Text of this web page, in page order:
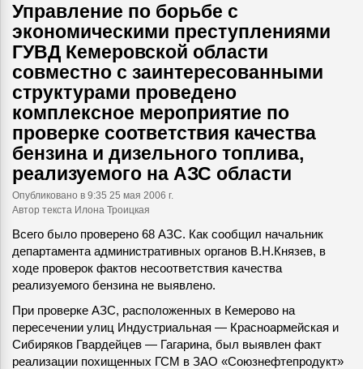
Управление по борьбе с
экономическими преступлениями
ГУВД Кемеровской области
совместно с заинтересованными
структурами проведено
комплексное мероприятие по
проверке соответствия качества
бензина и дизельного топлива,
реализуемого на АЗС области
Опубликовано в 9:35 25 мая 2006 г.
Автор текста Илона Троицкая
Всего было проверено 68 АЗС. Как сообщил начальник
департамента административных органов В.Н.Князев, в
ходе проверок фактов несоответствия качества
реализуемого бензина не выявлено.
При проверке АЗС, расположенных в Кемерово на
пересечении улиц Индустриальная — Красноармейская и
Сибиряков Гвардейцев — Гагарина, был выявлен факт
реализации похищенных ГСМ в ЗАО «Союзнефтепродукт»